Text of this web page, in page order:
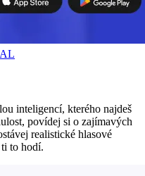
inteligencí, kterého najdeš
povídej si o zajímavých
realistické hlasové
to hodí.